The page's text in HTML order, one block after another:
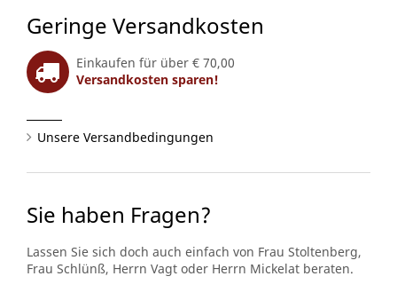
Geringe Versandkosten
Einkaufen für über € 70,00
Versandkosten sparen!
Unsere Versandbedingungen
Sie haben Fragen?
Lassen Sie sich doch auch einfach von Frau Stoltenberg,
Frau Schlünß, Herrn Vagt oder Herrn Mickelat beraten.